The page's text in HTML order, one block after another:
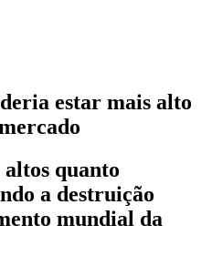
estar mais alto
altos quanto
a destruição
mundial da